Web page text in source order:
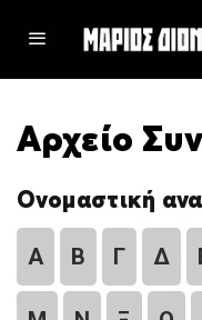
Αρχείο
Ονομαστική
Α Β Γ Δ